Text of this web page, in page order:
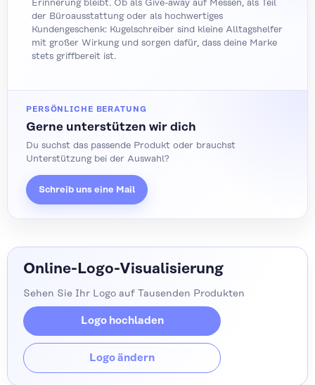
Erinnerung bleibt. Ob als Give-away auf Messen, als Teil
der Büroausstattung oder als hochwertiges
Kundengeschenk: Kugelschreiber sind kleine Alltagshelfer
mit großer Wirkung und sorgen dafür, dass deine Marke
stets griffbereit ist.
PERSÖNLICHE BERATUNG
Gerne unterstützen wir dich
Du suchst das passende Produkt oder brauchst
Unterstützung bei der Auswahl?
Schreib uns eine Mail
Online-Logo-Visualisierung
Sehen Sie Ihr Logo auf Tausenden Produkten
Logo hochladen
Logo ändern